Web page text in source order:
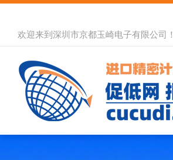
欢迎来到深圳市京都玉崎电子有限公司！